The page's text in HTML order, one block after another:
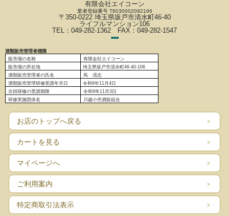
有限会社エイコーン
業者登録番号 T8030002092166
〒350-0222 埼玉県坂戸市清水町46-40
ライフルマンション106
TEL：049-282-1362 FAX：049-282-1547
■■■
酒類販売管理者標識
販売場の名称
有限会社エイコーン
販売場の所在地
埼玉県坂戸市清水町46-40-106
酒類販売管理者の氏名
蔦 清志
酒類販売管理研修受講年月日
令和6年11月4日
次回研修の受講期限
令和9年11月3日
研修実施団体名
川越小売酒販組合
お店のトップへ戻る
カートを見る
マイページへ
ご利用案内
特定商取引法表示